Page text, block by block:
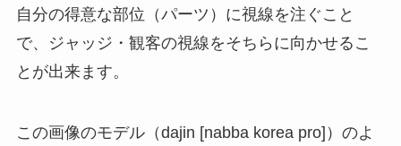
自分の得意な部位（パーツ）に視線を注ぐこと
で、ジャッジ・観客の視線をそちらに向かせるこ
とが出来ます。
この画像のモデル（dajin [nabba korea pro]）のよ